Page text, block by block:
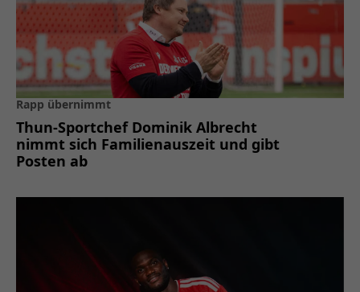
Rapp übernimmt
Thun-Sportchef Dominik Albrecht
nimmt sich Familienauszeit und gibt
Posten ab